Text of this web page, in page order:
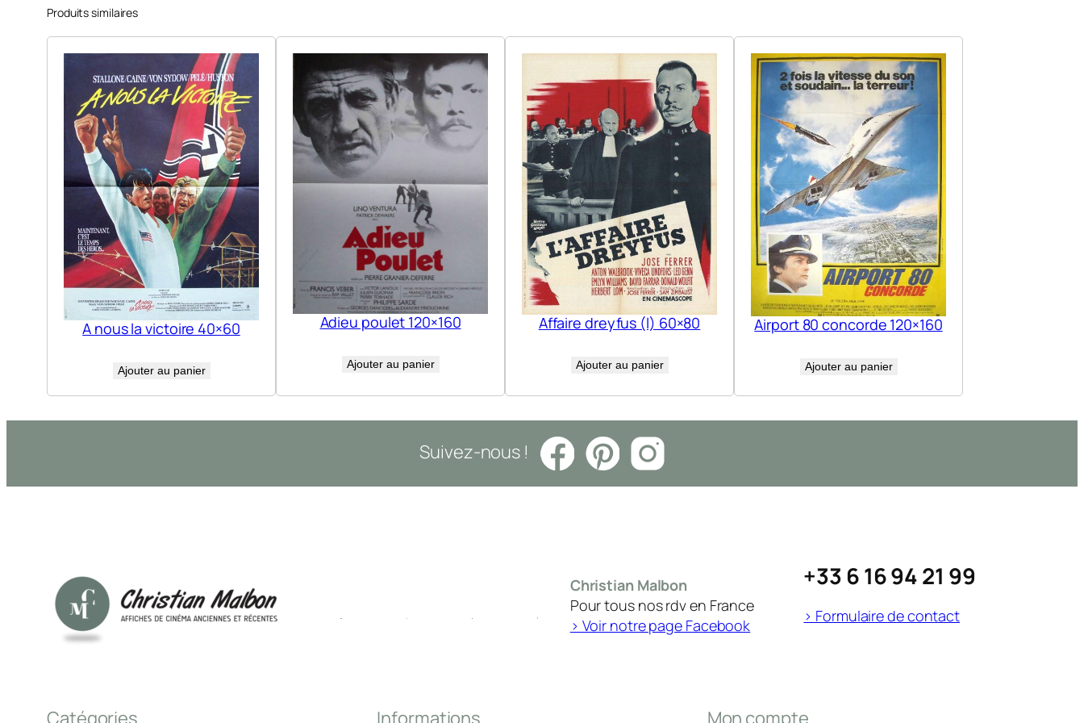
Produits similaires
A nous la victoire 40×60
Ajouter au panier
Adieu poulet 120×160
Ajouter au panier
Affaire dreyfus (l) 60×80
Ajouter au panier
Airport 80 concorde 120×160
Ajouter au panier
Suivez-nous !
Christian Malbon
Pour tous nos rdv en France
> Voir notre page Facebook
+33 6 16 94 21 99
> Formulaire de contact
Catégories Informations Mon compte